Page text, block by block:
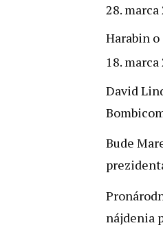
28. marca
Harabin
18. marca
David
Bude
nájdenia